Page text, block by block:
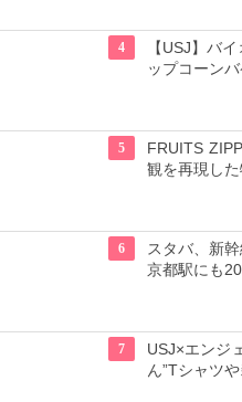
4
【USJ】バ
ップコーン
5
FRUITS
観を再現し
6
スタバ、新
京都駅にも
7
USJ×エンジ
ん”Tシャツ